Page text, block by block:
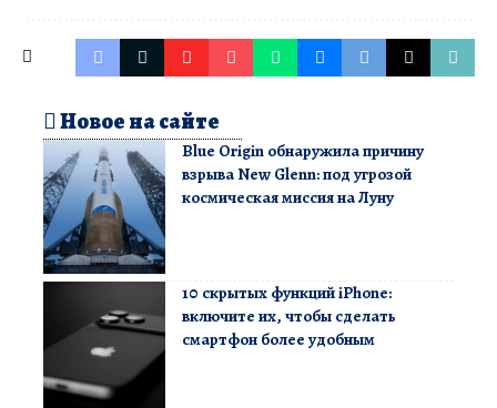
Новое на сайте
Blue Origin обнаружила причину
взрыва New Glenn: под угрозой
космическая миссия на Луну
10 скрытых функций iPhone:
включите их, чтобы сделать
смартфон более удобным